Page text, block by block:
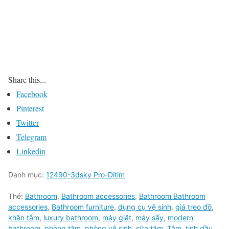
Share this...
Facebook
Pinterest
Twitter
Telegram
Linkedin
Danh mục: 12490-3dsky Pro-Ditim
Thẻ: Bathroom, Bathroom accessories, Bathroom Bathroom
accessories, Bathroom furniture, dụng cụ vệ sinh, giá treo đồ,
khăn tắm, luxury bathroom, máy giặt, máy sấy, modern